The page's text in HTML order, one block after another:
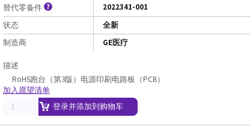
替代零备件
2022341-001
状态
全新
制造商
GE医疗
描述
RoHS跑台（第3版）电源印刷电路板（PCB）
加入愿望清单
登录并添加到购物车